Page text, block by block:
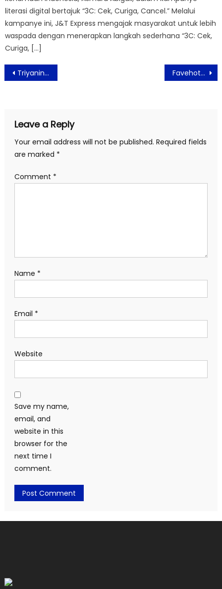
literasi digital bertajuk “3C: Cek, Curiga, Cancel.” Melalui
kampanye ini, J&T Express mengajak masyarakat untuk lebih
waspada dengan menerapkan langkah sederhana “3C: Cek,
Curiga, […]
Post
navigation
Triyaningsih Berhasil Menjadi Perempuan Indonesia Pertama yang Menyelesaikan TCS New York City Marathon 2024 Favehotel PGC Cililitan Jakarta Sambut Tahun Baru 2025 Dengan Penawaran Spesial
Leave a Reply
Your email address will not be published. Required fields
are marked *
Comment *
Name *
Email *
Website
Save my name,
email, and
website in this
browser for the
next time I
comment.